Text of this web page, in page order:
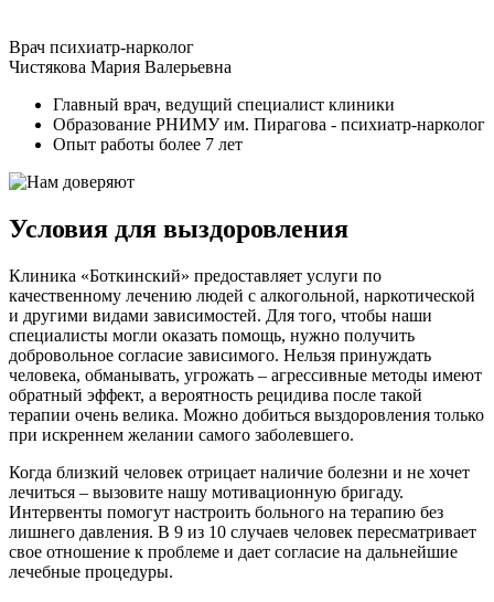
Врач психиатр-нарколог
Чистякова Мария Валерьевна
Главный врач, ведущий специалист клиники
Образование РНИМУ им. Пирагова - психиатр-нарколог
Опыт работы более 7 лет
Условия для выздоровления
Клиника «Боткинский» предоставляет услуги по
качественному лечению людей с алкогольной, наркотической
и другими видами зависимостей. Для того, чтобы наши
специалисты могли оказать помощь, нужно получить
добровольное согласие зависимого. Нельзя принуждать
человека, обманывать, угрожать – агрессивные методы имеют
обратный эффект, а вероятность рецидива после такой
терапии очень велика. Можно добиться выздоровления только
при искреннем желании самого заболевшего.
Когда близкий человек отрицает наличие болезни и не хочет
лечиться – вызовите нашу мотивационную бригаду.
Интервенты помогут настроить больного на терапию без
лишнего давления. В 9 из 10 случаев человек пересматривает
свое отношение к проблеме и дает согласие на дальнейшие
лечебные процедуры.